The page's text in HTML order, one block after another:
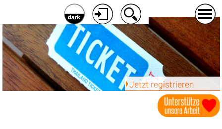
Jetzt registrieren